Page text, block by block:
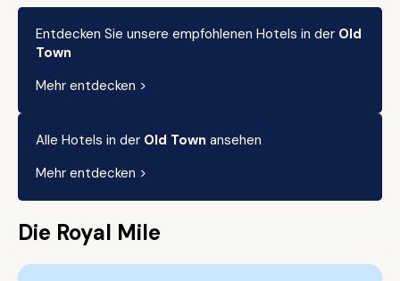
Entdecken Sie unsere empfohlenen Hotels in der Old
Town
Mehr entdecken >
Alle Hotels in der Old Town ansehen
Mehr entdecken >
Die Royal Mile